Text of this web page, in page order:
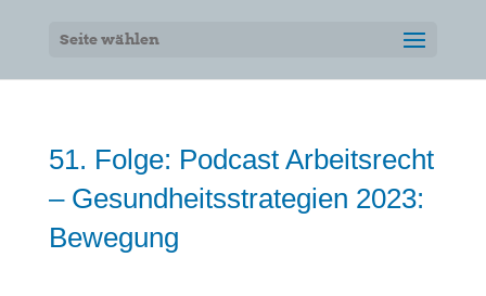
Seite wählen
51. Folge: Podcast Arbeitsrecht
– Gesundheitsstrategien 2023:
Bewegung